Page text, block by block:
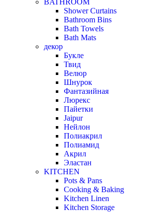
Shower Curtains
Bathroom Bins
Bath Towels
Bath Mats
декор
Букле
Твид
Велюр
Шнурок
Фантазийная
Люрекс
Пайетки
Jaipur
Нейлон
Полиакрил
Полиамид
Акрил
Эластан
KITCHEN
Pots & Pans
Cooking & Baking
Kitchen Linen
Kitchen Storage